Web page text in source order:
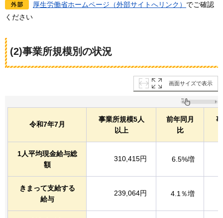
厚生労働省ホームページ（外部サイトへリンク） でご確認
ください
(2)事業所規模別の状況
画面サイズで表示
令和7年7月
事業所規模5人
以上
前年同月
比
1人平均現金給与総
額
310,415円 6.5%増
きまって支給する
給与
239,064円 4.1％増